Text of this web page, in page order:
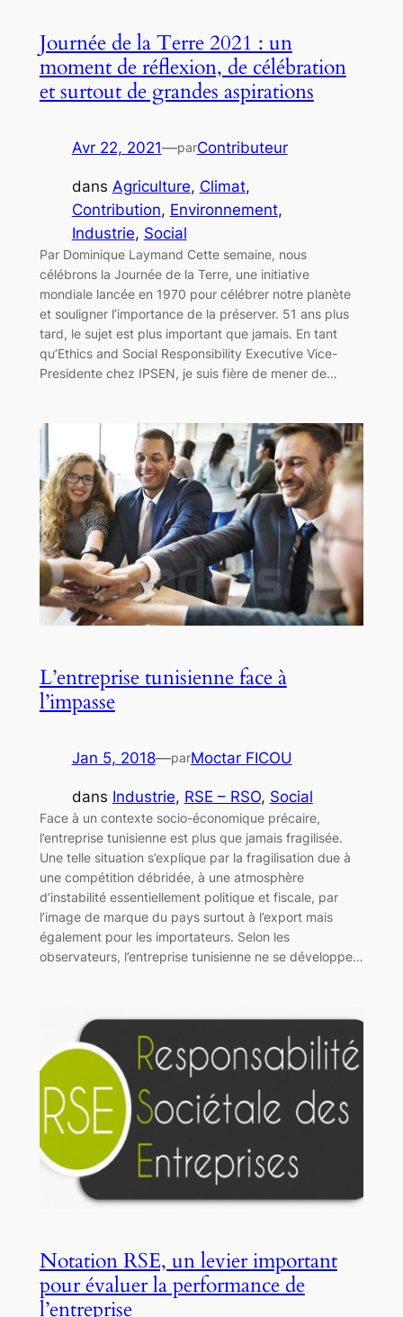
Journée de la Terre 2021 : un
moment de réflexion, de célébration
et surtout de grandes aspirations
Avr 22, 2021—parContributeur
dans Agriculture, Climat
Contribution, Environnement
Industrie, Social
Par Dominique Laymand Cette semaine, nous
célébrons la Journée de la Terre, une initiative
mondiale lancée en 1970 pour célébrer notre planète
et souligner l’importance de la préserver. 51 ans plus
tard, le sujet est plus important que jamais. En tant
qu’Ethics and Social Responsibility Executive Vice-
Presidente chez IPSEN, je suis fière de mener de…
L’entreprise tunisienne face à
l’impasse
Jan 5, 2018—parMoctar FICOU
dans Industrie, RSE – RSO, Social
Face à un contexte socio-économique précaire,
l’entreprise tunisienne est plus que jamais fragilisée.
Une telle situation s’explique par la fragilisation due à
une compétition débridée, à une atmosphère
d’instabilité essentiellement politique et fiscale, par
l’image de marque du pays surtout à l’export mais
également pour les importateurs. Selon les
observateurs, l’entreprise tunisienne ne se développe…
Notation RSE, un levier important
pour évaluer la performance de
l’entreprise